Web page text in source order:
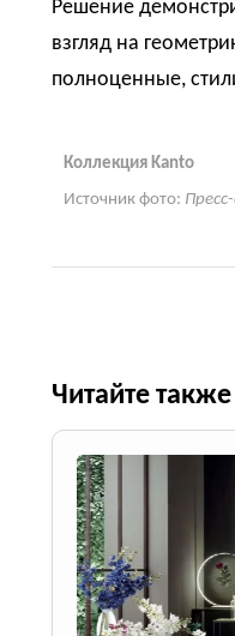
Решение
взгляд на
полноценные,
Коллекция Kanto
Источник фото:
Читайте